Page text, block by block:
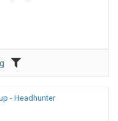
- Headhunter